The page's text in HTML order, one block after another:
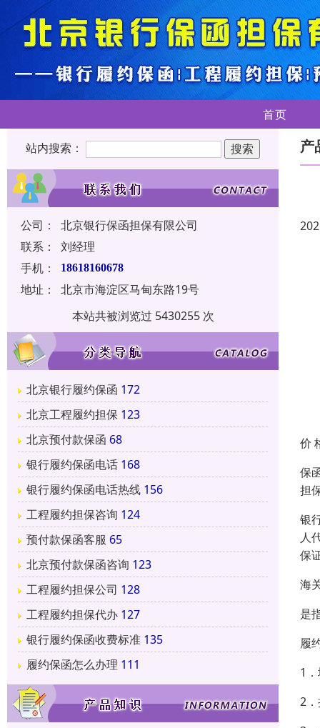
首页
站内搜索：
公司：
北京银行保函担保有限公司
联系：
刘经理
手机：
18618160678
地址：
北京市海淀区马甸东路19号
本站共被浏览过 5430255 次
北京银行履约保函 172
北京工程履约担保 123
北京预付款保函 68
银行履约保函电话 168
银行履约保函电话热线 156
工程履约担保咨询 124
预付款保函客服 65
北京预付款保函咨询 123
工程履约担保公司 128
工程履约担保代办 127
银行履约保函收费标准 135
履约保函怎么办理 111
产
价
保
担
银
人
保
海
是
履
1
2